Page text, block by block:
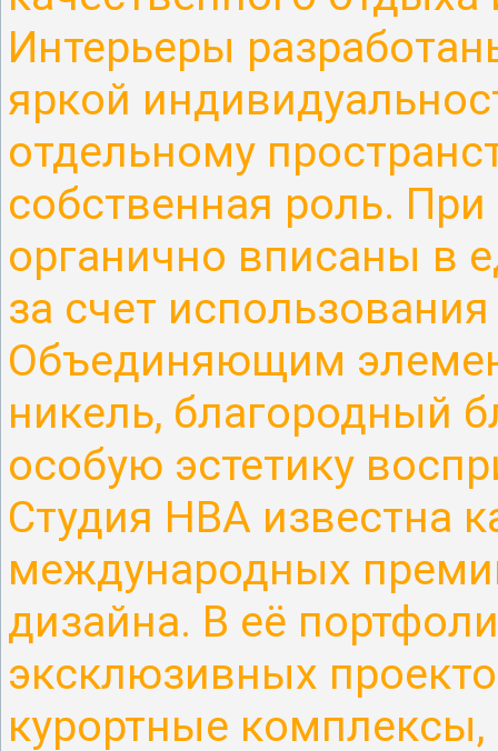
Интерьеры
яркой
отдельному
собственная роль.
органично вписаны в
за счет
Объединяющим
никель, благородный
особую эстетику
Студия НВА известна
международных
дизайна. В её
эксклюзивных
курортные